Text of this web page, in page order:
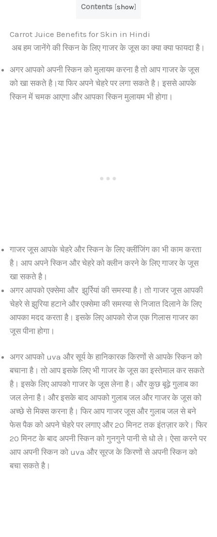
Contents [show]
Carrot Juice Benefits for Skin in Hindi
अब हम जानेंगे की स्किन के लिए गाजर के जूस का क्या क्या फायदा है।
अगर आपको अपनी स्किन को मुलायम करना है तो आप गाजर के जूस
को खा सकते है।या फिर अपने चेहरे पर लगा सकते है। इससे आपके
स्किन में चमक आएगा और आपका स्किन मुलायम भी होगा।
गाजर जूस आपके चेहरे और स्किन के लिए क्लींजिंग का भी काम करता
है। आप अपने स्किन और चेहरे को क्लीन करने के लिए गाजर के जूस
खा सकते है।
अगर आपको एक्सेमा और झुर्रियां की समस्या है। तो गाजर जूस आपकी
चेहरे से झुरिया हटाने और एक्सेमा की समस्या से निजात दिलाने के लिए
आपका मदद करता है। इसके लिए आपको रोज एक गिलास गाजर का
जूस पीना होगा।
अगर आपको uva और सूर्य के हानिकारक किरणों से आपके स्किन को
बचाना है। तो आप इसके लिए भी गाजर के जूस का इस्तेमाल कर सकते
है। इसके लिए आपको गाजर के जूस लेना है। और कुछ बूढ़े गुलाब का
जल लेना है। और इसके बाद आपको गुलाब जल और गाजर के जूस को
अच्छे से मिक्स करना है। फिर आप गाजर जूस और गुलाब जल से बने
फेस पैक को अपने चेहरे पर लगाए और 20 मिनट तक इंतज़ार करे। फिर
20 मिनट के बाद अपनी स्किन को गुनगुने पानी से धो ले। ऐसा करने पर
आप अपनी स्किन को uva और सूरज के किरणों से अपनी स्किन को
बचा सकते है।